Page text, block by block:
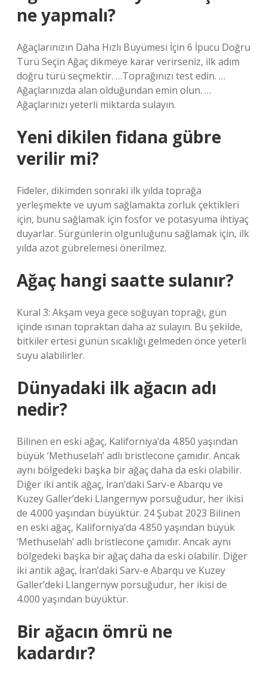
ne yapmalı?
Ağaçlarınızın Daha Hızlı Büyümesi İçin 6 İpucu Doğru
Türü Seçin Ağaç dikmeye karar verirseniz, ilk adım
doğru türü seçmektir. …Toprağınızı test edin. …
Ağaçlarınızda alan olduğundan emin olun. …
Ağaçlarınızı yeterli miktarda sulayın.
Yeni dikilen fidana gübre
verilir mi?
Fideler, dikimden sonraki ilk yılda toprağa
yerleşmekte ve uyum sağlamakta zorluk çektikleri
için, bunu sağlamak için fosfor ve potasyuma ihtiyaç
duyarlar. Sürgünlerin olgunluğunu sağlamak için, ilk
yılda azot gübrelemesi önerilmez.
Ağaç hangi saatte sulanır?
Kural 3: Akşam veya gece soğuyan toprağı, gün
içinde ısınan topraktan daha az sulayın. Bu şekilde,
bitkiler ertesi günün sıcaklığı gelmeden önce yeterli
suyu alabilirler.
Dünyadaki ilk ağacın adı
nedir?
Bilinen en eski ağaç, Kaliforniya’da 4.850 yaşından
büyük ‘Methuselah’ adlı bristlecone çamıdır. Ancak
aynı bölgedeki başka bir ağaç daha da eski olabilir.
Diğer iki antik ağaç, İran’daki Sarv-e Abarqu ve
Kuzey Galler’deki Llangernyw porsuğudur, her ikisi
de 4.000 yaşından büyüktür. 24 Şubat 2023 Bilinen
en eski ağaç, Kaliforniya’da 4.850 yaşından büyük
‘Methuselah’ adlı bristlecone çamıdır. Ancak aynı
bölgedeki başka bir ağaç daha da eski olabilir. Diğer
iki antik ağaç, İran’daki Sarv-e Abarqu ve Kuzey
Galler’deki Llangernyw porsuğudur, her ikisi de
4.000 yaşından büyüktür.
Bir ağacın ömrü ne
kadardır?